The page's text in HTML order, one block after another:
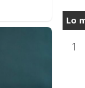
Lo
1